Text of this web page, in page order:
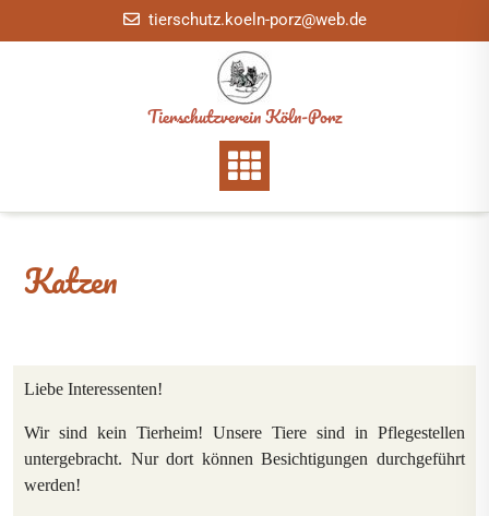
to
tierschutz.koeln-porz@web.de
Tierschutzverein Köln-Porz
Katzen
Liebe Interessenten!
Wir sind kein Tierheim! Unsere Tiere sind in Pflegestellen
untergebracht. Nur dort können Besichtigungen durchgeführt
werden!